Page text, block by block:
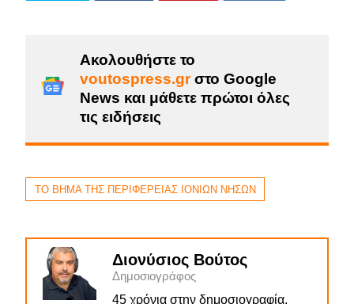
Ακολουθήστε το
voutospress.grστο Google
News και μάθετε πρώτοι όλες
τις ειδήσεις
ΤΟ ΒΗΜΑ ΤΗΣ ΠΕΡΙΦΕΡΕΙΑΣ ΙΟΝΙΩΝ ΝΗΣΩΝ
Διονύσιος Βούτος
Δημοσιογράφος
45 χρόνια στην δημοσιογραφία.